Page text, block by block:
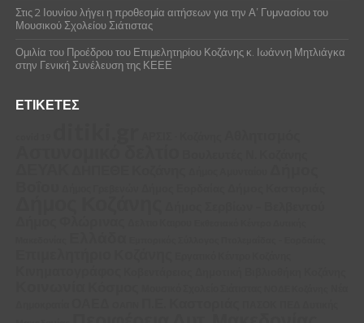
Στις 2 Ιουνίου λήγει η προθεσμία αιτήσεων για την Α’ Γυμνασίου του
Μουσικού Σχολείου Σιάτιστας
Ομιλία του Προέδρου του Επιμελητηρίου Κοζάνης κ. Ιωάννη Μητλιάγκα
στην Γενική Συνέλευση της ΚΕΕΕ
ΕΤΙΚΈΤΕΣ